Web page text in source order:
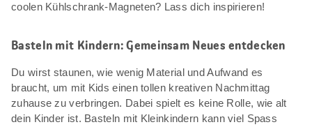
coolen Kühlschrank-Magneten? Lass dich inspirieren!
Basteln mit Kindern: Gemeinsam Neues entdecken
Du wirst staunen, wie wenig Material und Aufwand es
braucht, um mit Kids einen tollen kreativen Nachmittag
zuhause zu verbringen. Dabei spielt es keine Rolle, wie alt
dein Kinder ist. Basteln mit Kleinkindern kann viel Spass